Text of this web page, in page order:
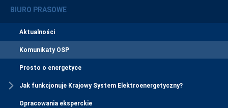
BIURO PRASOWE
Aktualności
Komunikaty OSP
Prosto o energetyce
Jak funkcjonuje Krajowy System Elektroenergetyczny?
Opracowania eksperckie